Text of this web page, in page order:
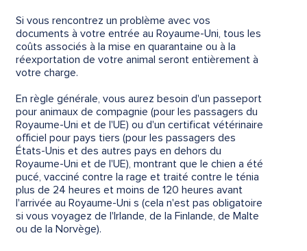
Si vous rencontrez un problème avec vos
documents à votre entrée au Royaume-Uni, tous les
coûts associés à la mise en quarantaine ou à la
réexportation de votre animal seront entièrement à
votre charge.
En règle générale, vous aurez besoin d'un passeport
pour animaux de compagnie (pour les passagers du
Royaume-Uni et de l'UE) ou d'un certificat vétérinaire
officiel pour pays tiers (pour les passagers des
États-Unis et des autres pays en dehors du
Royaume-Uni et de l'UE), montrant que le chien a été
pucé, vacciné contre la rage et traité contre le ténia
plus de 24 heures et moins de 120 heures avant
l'arrivée au Royaume-Uni s (cela n'est pas obligatoire
si vous voyagez de l'Irlande, de la Finlande, de Malte
ou de la Norvège).